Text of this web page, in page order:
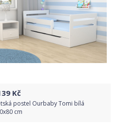
Kč
postel Ourbaby Tomi bílá
cm